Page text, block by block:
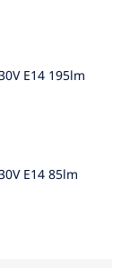
E14 195lm
E14 85lm